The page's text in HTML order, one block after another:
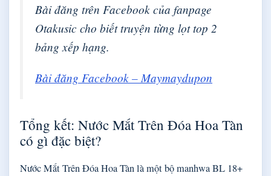
Bài đăng trên Facebook của fanpage
Otakusic cho biết truyện từng lọt top 2
bảng xếp hạng.
Bài đăng Facebook – Maymaydupon
Tổng kết: Nước Mắt Trên Đóa Hoa Tàn
có gì đặc biệt?
Nước Mắt Trên Đóa Hoa Tàn là một bộ manhwa BL 18+